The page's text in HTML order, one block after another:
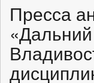
Пресса